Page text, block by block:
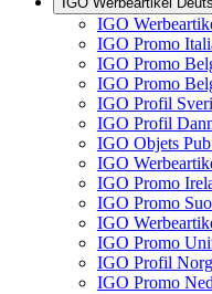
IGO
IGO Promo
IGO Promo
IGO Promo
IGO Profil
IGO Profil
IGO Objets
IGO
IGO Promo
IGO Promo
IGO
IGO Promo
IGO Profil
IGO Promo